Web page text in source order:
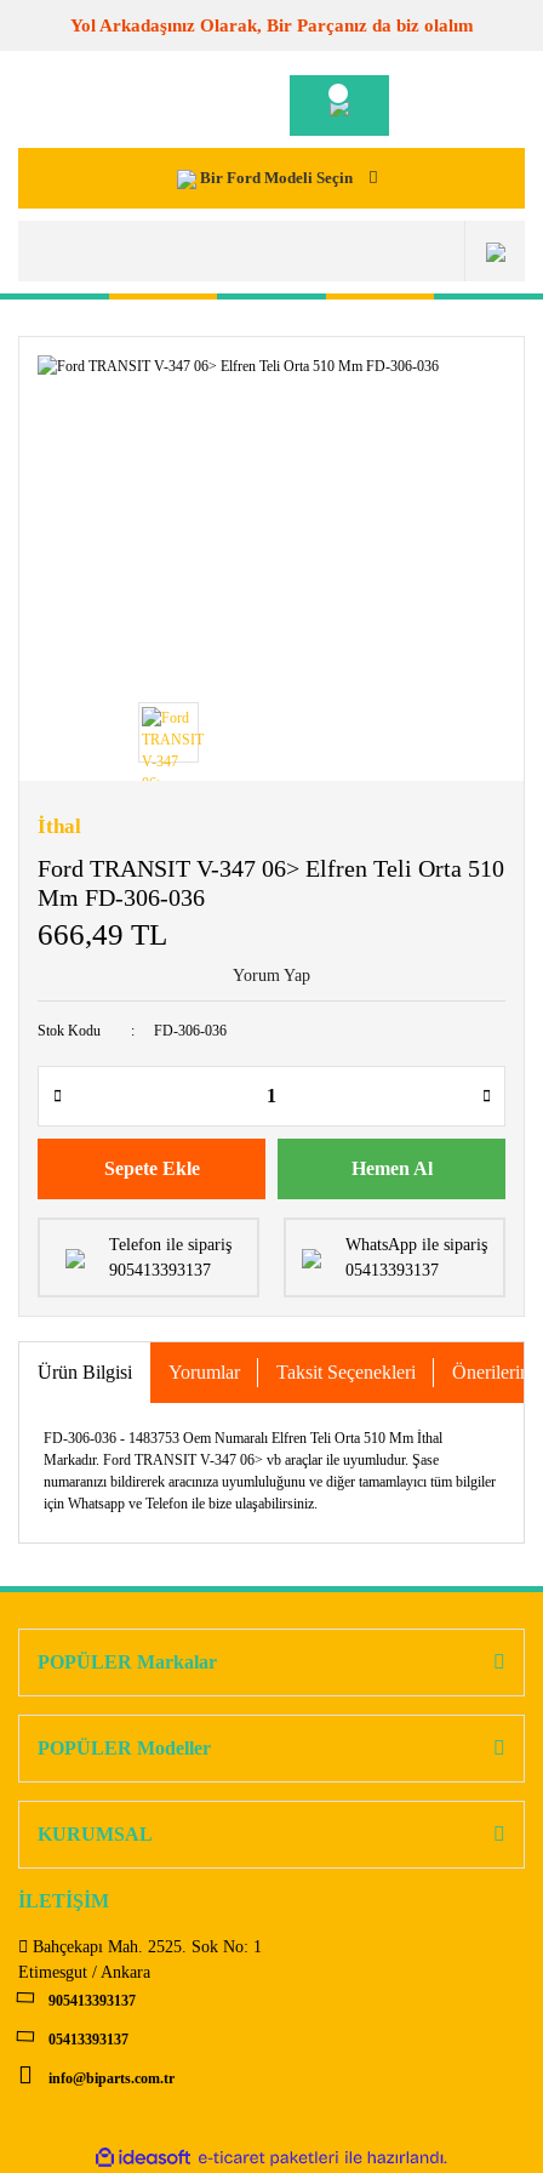
Yol Arkadaşınız Olarak, Bir Parçanız da biz olalım
Bir Ford Modeli Seçin
İthal
Ford TRANSIT V-347 06> Elfren Teli Orta 510
Mm FD-306-036
666,49 TL
Yorum Yap
Stok Kodu FD-306-036
Sepete Ekle Hemen Al
Telefon ile sipariş
905413393137
WhatsApp ile sipariş
05413393137
Ürün Bilgisi Yorumlar Taksit Seçenekleri Önerileriniz
FD-306-036 - 1483753 Oem Numaralı Elfren Teli Orta 510 Mm İthal
Markadır. Ford TRANSIT V-347 06> vb araçlar ile uyumludur. Şase
numaranızı bildirerek aracınıza uyumluluğunu ve diğer tamamlayıcı tüm bilgiler
için Whatsapp ve Telefon ile bize ulaşabilirsiniz.
Ürün açıklamasında eksik bilgiler bulunuyor.
Bu ürüne benzer farklı alternatifler olmalı.
POPÜLER Markalar
POPÜLER Modeller
KURUMSAL
İLETİŞİM
Bahçekapı Mah. 2525. Sok No: 1
Etimesgut / Ankara
905413393137
05413393137
info@biparts.com.tr
ideasoft
e-